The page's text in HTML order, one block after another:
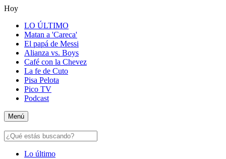
Hoy
LO ÚLTIMO
Matan a 'Careca'
El papá de Messi
Alianza vs. Boys
Café con la Chevez
La fe de Cuto
Pisa Pelota
Pico TV
Podcast
Menú
Lo último